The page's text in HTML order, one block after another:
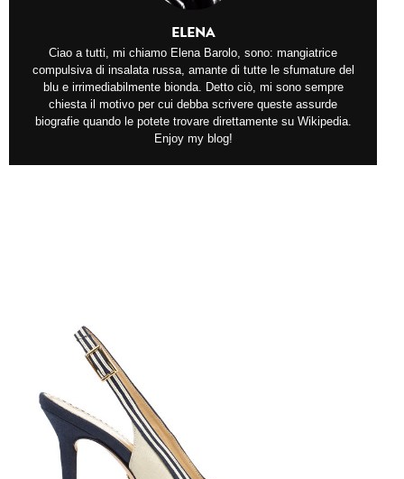
ELENA
Ciao a tutti, mi chiamo Elena Barolo, sono: mangiatrice
compulsiva di insalata russa, amante di tutte le sfumature del
blu e irrimediabilmente bionda. Detto ciò, mi sono sempre
chiesta il motivo per cui debba scrivere queste assurde
biografie quando le potete trovare direttamente su Wikipedia.
Enjoy my blog!